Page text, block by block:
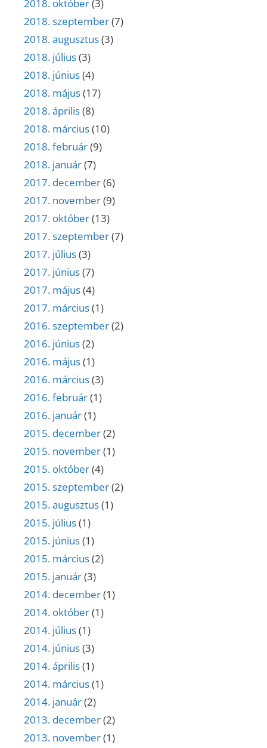
2018. október(3)
2018. szeptember(7)
2018. augusztus(3)
2018. július(3)
2018. június(4)
2018. május(17)
2018. április(8)
2018. március(10)
2018. február(9)
2018. január(7)
2017. december(6)
2017. november(9)
2017. október(13)
2017. szeptember(7)
2017. július(3)
2017. június(7)
2017. május(4)
2017. március(1)
2016. szeptember(2)
2016. június(2)
2016. május(1)
2016. március(3)
2016. február(1)
2016. január(1)
2015. december(2)
2015. november(1)
2015. október(4)
2015. szeptember(2)
2015. augusztus(1)
2015. július(1)
2015. június(1)
2015. március(2)
2015. január(3)
2014. december(1)
2014. október(1)
2014. július(1)
2014. június(3)
2014. április(1)
2014. március(1)
2014. január(2)
2013. december(2)
2013. november(1)